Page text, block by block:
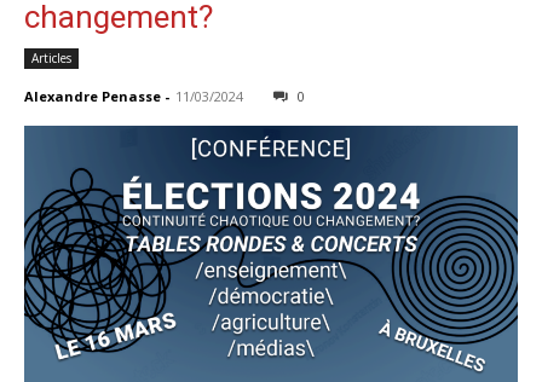
changement?
Articles
Alexandre Penasse - 11/03/2024 0